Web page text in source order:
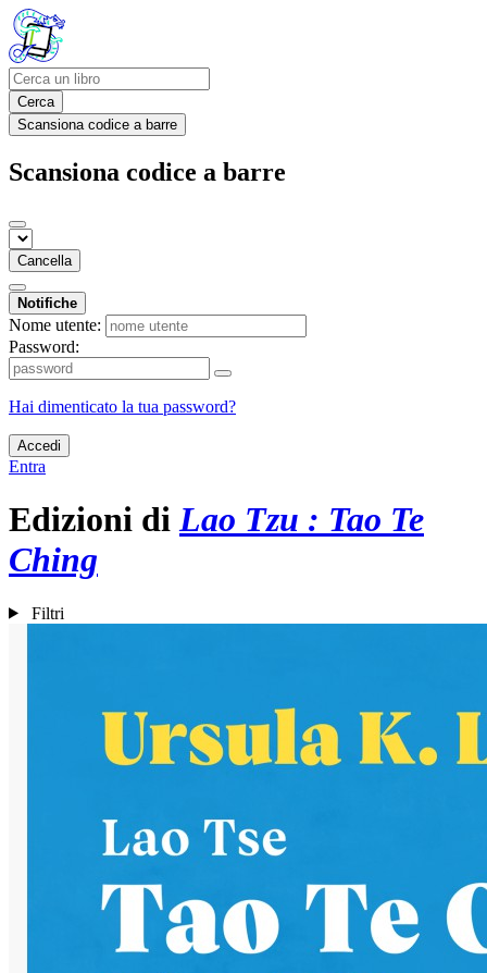
Cerca
Scansiona codice a barre
Scansiona codice a barre
Cancella
Notifiche
Nome utente:
Password:
Hai dimenticato la tua password?
Accedi
Entra
Edizioni diLao Tzu : Tao Te
Ching
Filtri